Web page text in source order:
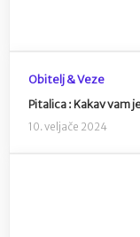
Obitelj & Veze
Pitalica : Kakav vam
10. veljače 2024